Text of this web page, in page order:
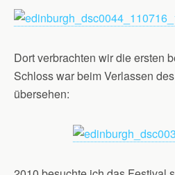
Dort verbrachten wir die ersten
Schloss war beim Verlassen
übersehen: